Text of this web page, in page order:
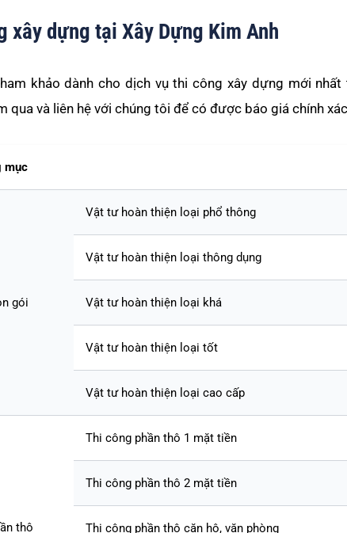
xây dựng tại Xây Dựng Kim Anh
khảo dành cho dịch vụ thi công xây dựng mới
qua và liên hệ với chúng tôi để có được báo giá chính
mục
gói
Vật tư hoàn thiện loại phổ thông
Vật tư hoàn thiện loại thông dụng
Vật tư hoàn thiện loại khá
Vật tư hoàn thiện loại tốt
Vật tư hoàn thiện loại cao cấp
thô
Thi công phần thô 1 mặt tiền
Thi công phần thô 2 mặt tiền
Thi công phần thô căn hộ, văn phòng